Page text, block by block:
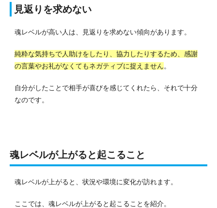
見返りを求めない
魂レベルが高い人は、見返りを求めない傾向があります。
純粋な気持ちで人助けをしたり、協力したりするため、感謝
の言葉やお礼がなくてもネガティブに捉えません。
自分がしたことで相手が喜びを感じてくれたら、それで十分
なのです。
魂レベルが上がると起こること
魂レベルが上がると、状況や環境に変化が訪れます。
ここでは、魂レベルが上がると起こることを紹介。